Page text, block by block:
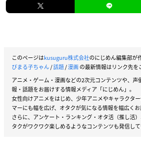
このページはkusuguru株式会社のにじめん編集部が
びまる子ちゃん/話題/漫画の最新情報はリンク先を
アニメ・ゲーム・漫画などの2次元コンテンツや、声
報・話題をお届けする情報メディア「にじめん」。
女性向けアニメをはじめ、少年アニメやキャラクタ
マーにも幅を広げ、オタクが気になる情報を幅広くお
さらに、アンケート・ランキング・オタ活（推し活
タクがワクワク楽しめるようなコンテンツも発信して